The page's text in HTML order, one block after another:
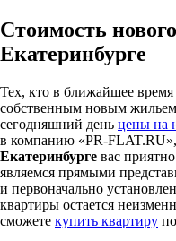
Стоимость
Екатеринбурге
Тех, кто в ближайшее время
собственным новым
сегодняшний день цены на
в компанию «PR-
Екатеринбурге вас
являемся прямыми
и первоначально
квартиры остается
сможете купить квартиру